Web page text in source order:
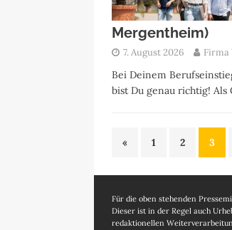
Mergentheim)
7. August 2026
Bei Deinem
bist Du genau richtig!
« 1 2 3
Für die oben stehenden
Dieser ist in der Regel auch
redaktionellen